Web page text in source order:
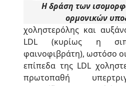
Η δράση των
ορμονικών
χοληστερόλης και
LDL (κυρίως η
φαινοφιβράτη), ωστόσο
επίπεδα της LDL
πρωτοπαθή